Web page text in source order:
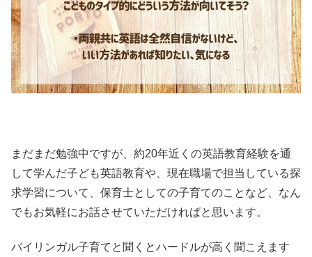
まだまだ勉強中ですが、約20年近くの英語教育経験を通
して学んだ子ども英語教育や、現在職場で担当している探
求学習について、保育士としての子育てのことなど、なん
でもお気軽にお話させていただければと思います。
バイリンガル子育てと聞くとハードルが高く聞こえます